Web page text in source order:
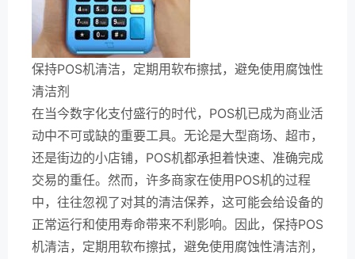
保持POS机清洁，定期用软布擦拭，避免使用腐蚀性
清洁剂
在当今数字化支付盛行的时代，POS机已成为商业活
动中不可或缺的重要工具。无论是大型商场、超市，
还是街边的小店铺，POS机都承担着快速、准确完成
交易的重任。然而，许多商家在使用POS机的过程
中，往往忽视了对其的清洁保养，这可能会给设备的
正常运行和使用寿命带来不利影响。因此，保持POS
机清洁，定期用软布擦拭，避免使用腐蚀性清洁剂，